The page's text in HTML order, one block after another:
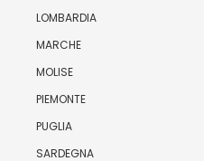
LOMBARDIA
MARCHE
MOLISE
PIEMONTE
PUGLIA
SARDEGNA